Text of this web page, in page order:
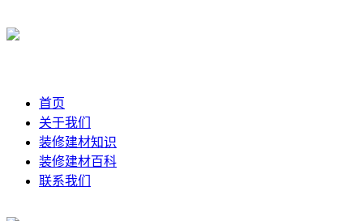
首页
关于我们
装修建材知识
装修建材百科
联系我们